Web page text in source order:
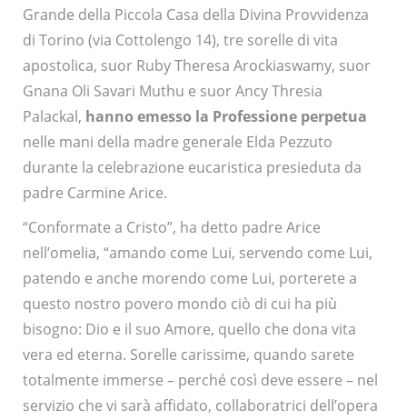
Grande della Piccola Casa della Divina Provvidenza
di Torino (via Cottolengo 14), tre sorelle di vita
apostolica, suor Ruby Theresa Arockiaswamy, suor
Gnana Oli Savari Muthu e suor Ancy Thresia
Palackal, hanno emesso la Professione perpetua
nelle mani della madre generale Elda Pezzuto
durante la celebrazione eucaristica presieduta da
padre Carmine Arice.
“Conformate a Cristo”, ha detto padre Arice
nell’omelia, “amando come Lui, servendo come Lui,
patendo e anche morendo come Lui, porterete a
questo nostro povero mondo ciò di cui ha più
bisogno: Dio e il suo Amore, quello che dona vita
vera ed eterna. Sorelle carissime, quando sarete
totalmente immerse – perché così deve essere – nel
servizio che vi sarà affidato, collaboratrici dell’opera